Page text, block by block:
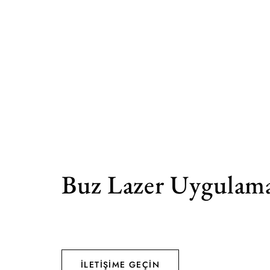
Buz Lazer
İLETIŞIME GEÇIN